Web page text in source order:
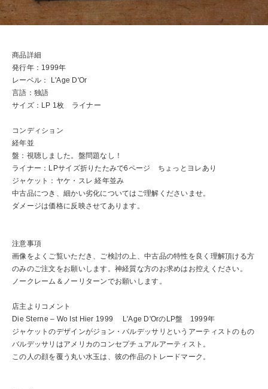
商品詳細
発行年：1999年
レーベル： L'Age D'Or
言語：独語
サイズ：LP 1枚 ライナー
コンディション
経年並
盤：視聴しました。盤問題なし！
ライナー：LPサイズ折りたたみで6ページ ちょっとヨレあり
ジャケット：ヤケ・スレ 経年並み
中古品につき、細かい劣化についてはご理解くださいませ。
ダメージは価格に反映させてあります。
注意事項
画像をよくご覧いただき、ご検討の上、中古品の特性を良く理解頂ける方
のみのご注文をお願いします。神経質な方のお求めはお控えください。
ノークレーム＆ノーリターンでお願いします。
店主よりコメント
Die Sterne ‎– Wo Ist Hier 1999 L'Age D'OrのLP盤 1999年
ジャケットのデザインがジョン・バルデッサリというアーティストのもの
バルデッサリはアメリカのコンセプチュアルアーティスト。
この人の顔を覆う丸い水玉は、彼の作品のトレードマーク。